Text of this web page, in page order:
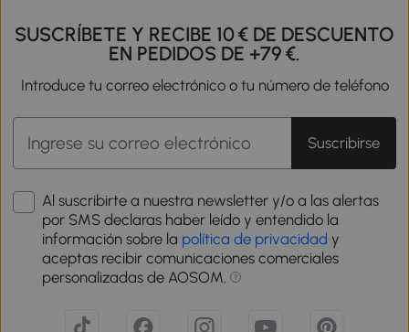
SUSCRÍBETE Y RECIBE 10 € DE DESCUENTO
EN PEDIDOS DE +79 €.
Introduce tu correo electrónico o tu número de teléfono
Suscribirse
Al suscribirte a nuestra newsletter y/o a las alertas
por SMS declaras haber leído y entendido la
información sobre la política de privacidad y
aceptas recibir comunicaciones comerciales
personalizadas de AOSOM.